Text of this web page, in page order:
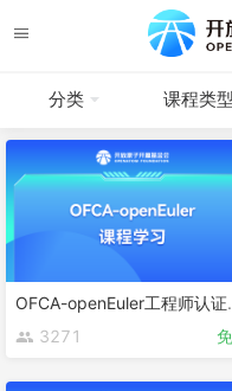
分类 课程类型
OFCA-
3271